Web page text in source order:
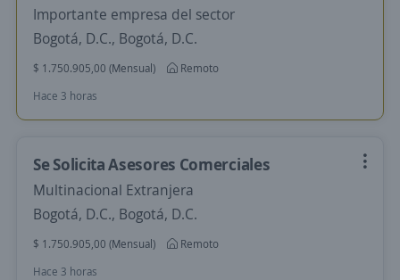
Importante empresa del sector
Bogotá, D.C., Bogotá, D.C.
$ 1.750.905,00 (Mensual)
Remoto
Hace 3 horas
Se Solicita Asesores Comerciales
Multinacional Extranjera
Bogotá, D.C., Bogotá, D.C.
$ 1.750.905,00 (Mensual)
Remoto
Hace 3 horas